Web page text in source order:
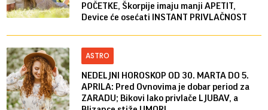
POČETKE, Škorpije imaju manji APETIT,
Device će osećati INSTANT PRIVLAČNOST
ASTRO
NEDELJNI HOROSKOP OD 30. MARTA DO 5.
APRILA: Pred Ovnovima je dobar period za
ZARADU; Bikovi lako privlače LJUBAV, a